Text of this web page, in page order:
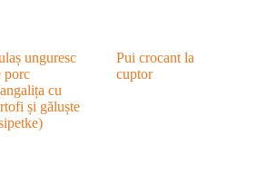
unguresc
porc
cu
și găluște
Pui crocant la
cuptor